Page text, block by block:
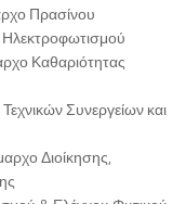
Πρασίνου
Καθαριότητας
Συνεργείων και
Διοίκησης,